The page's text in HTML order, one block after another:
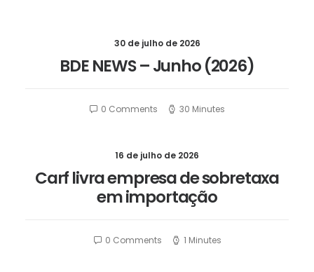
30 de julho de 2026
BDE NEWS – Junho (2026)
0 Comments 30 Minutes
16 de julho de 2026
Carf livra empresa de sobretaxa
em importação
0 Comments 1 Minutes